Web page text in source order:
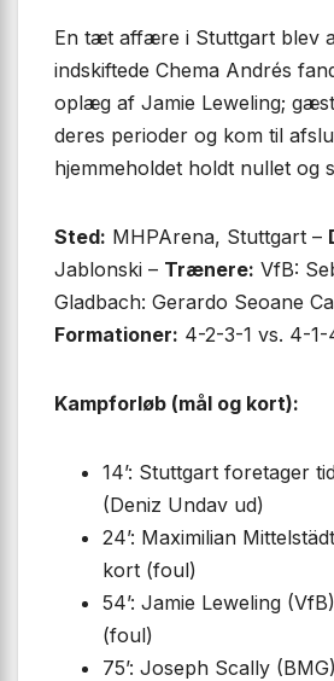
En tæt affære i Stuttgart blev
indskiftede Chema Andrés
oplæg af Jamie Leweling;
deres perioder og kom til
hjemmeholdet holdt nullet og
Sted: MHPArena, Stuttgart –
Jablonski – Trænere: VfB:
Gladbach: Gerardo Seoane
Formationer: 4-2-3-1 vs. 4-1-
Kampforløb (mål og kort):
14’: Stuttgart foretager
(Deniz Undav ud)
24’: Maximilian
kort (foul)
54’: Jamie Leweling
(foul)
75’: Joseph Scally